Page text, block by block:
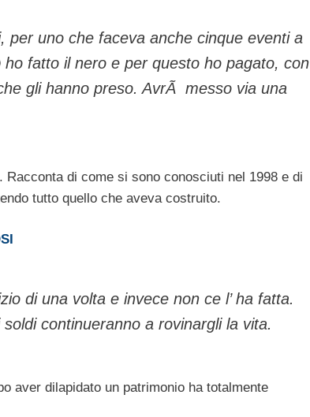
per uno che faceva anche cinque eventi a
fatto il nero e per questo ho pagato, con
gli hanno preso. AvrÃ messo via una
di come si sono conosciuti nel 1998 e di
tutto quello che aveva costruito.
di una volta e invece non ce l’ ha fatta.
continueranno a rovinargli la vita.
aver dilapidato un patrimonio ha totalmente